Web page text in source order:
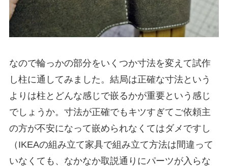
なので輪っかの部分をいくつか寸法を変えて試作
し柱に通してみました。結局は正確な寸法という
よりは柱とどんな感じで嵌るかが重要という感じ
でしょうか。寸法が正確でもキツすぎてご依頼主
の方が不安になって嵌められなくてはダメですし
（IKEAの組み立て家具で組み立て方法は間違って
いなくても、なかなか取説通りにパーツが入らな